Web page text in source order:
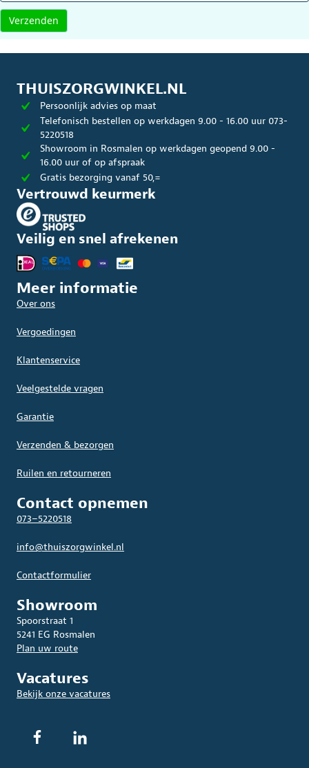
THUISZORGWINKEL.NL
Persoonlijk advies op maat
Telefonisch bestellen op werkdagen 9.00 - 16.00 uur 073-
5220518
Showroom in Rosmalen op werkdagen geopend 9.00 -
16.00 uur of op afspraak
Gratis bezorging vanaf 50,=
Vertrouwd keurmerk
Veilig en snel afrekenen
Meer informatie
Over ons
Vergoedingen
Klantenservice
Veelgestelde vragen
Garantie
Verzenden & bezorgen
Ruilen en retourneren
Contact opnemen
073–5220518
info@thuiszorgwinkel.nl
Contactformulier
Showroom
Spoorstraat 1
5241 EG Rosmalen
Plan uw route
Vacatures
Bekijk onze vacatures